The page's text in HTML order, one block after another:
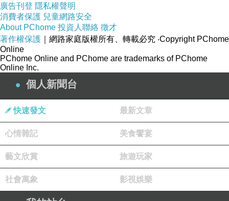
萬 普發1萬
普發一萬 普發1萬普發一萬 普發1萬普發一萬 普
發1萬普發一萬 普發1萬普發一萬 普發1萬普發一
萬 普發1萬
普發一萬 普發1萬普發一萬 普發1萬普發一萬 普
發1萬普發一萬 普發1萬普發一萬 普發1萬普發一
萬 普發1萬
普發一萬 普發1萬普發一萬 普發1萬普發一萬 普
發1萬普發一萬 普發1萬普發一萬 普發1萬普發一
萬 普發1萬
普發一萬 普發1萬普發一萬 普發1萬普發一萬 普
發1萬普發一萬 普發1萬普發一萬 普發1萬普發一
萬 普發1萬
廣告刊登 隱私權聲明
消費者保護 兒童網路安全
About PChome 投資人聯絡 徵才
著作權保護 ｜網路家庭版權所有、轉載必究 ‧Copyright PChome
Online
PChome Online and PChome are trademarks of PChome
Online Inc.
個人新聞台
快速發文 最新文章
心情雜記 美食饗宴
藝文欣賞 旅遊玩家
社會萬象 影視娛樂